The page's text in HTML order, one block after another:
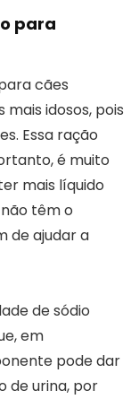
para
cães
idosos, pois
Essa ração
é muito
mais líquido
têm o
de ajudar a
de sódio
em
pode dar
de urina, por